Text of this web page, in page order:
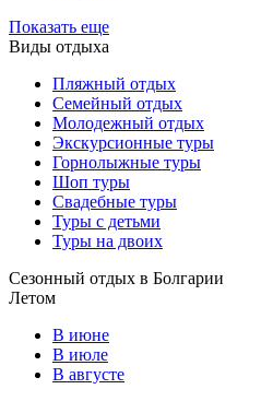
Показать еще
Виды отдыха
Пляжный отдых
Семейный отдых
Молодежный отдых
Экскурсионные туры
Горнолыжные туры
Шоп туры
Свадебные туры
Туры с детьми
Туры на двоих
Сезонный отдых в Болгарии
Летом
В июне
В июле
В августе